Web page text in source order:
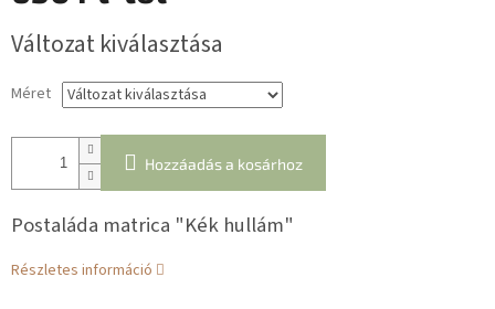
Változat kiválasztása
Méret
Hozzáadás a kosárhoz
Postaláda matrica "Kék hullám"
Részletes információ